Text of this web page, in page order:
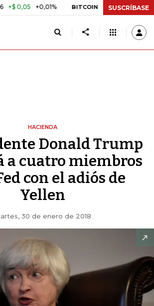
+0,01% BITCOIN US$ 64.442,80 -US$
SUSCRÍBASE
HACIENDA
Donald Trump
a cuatro miembros
con el adiós de
Yellen
30 de enero de 2018